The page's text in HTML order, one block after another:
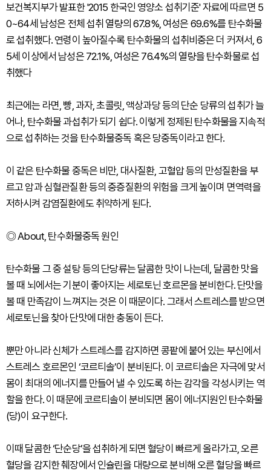
보건복지부가 발표한 '2015 한국인 영양소 섭취기준' 자료에 따르면 5
0~64세 남성은 전체 섭취 열량의 67.8%, 여성은 69.6%를 탄수화물
로 섭취했다. 연령이 높아질수록 탄수화물의 섭취비중은 더 커져서, 6
5세 이상에서 남성은 72.1%, 여성은 76.4%의 열량을 탄수화물로 섭
취했다
최근에는 라면, 빵, 과자, 초콜릿, 액상과당 등의 단순 당류의 섭취가 늘
어나, 탄수화물 과섭취가 되기 쉽다. 이렇게 정제된 탄수화물을 지속적
으로 섭취하는 것을 탄수화물중독 혹은 당중독이라고 한다.
이 같은 탄수화물 중독은 비만, 대사질환, 고혈압 등의 만성질환을 부
르고 암과 심혈관질환 등의 중증질환의 위험을 크게 높이며 면역력을
저하시켜 감염질환에도 취약하게 된다.
◎ About, 탄수화물중독 원인
탄수화물 그 중 설탕 등의 단당류는 달콤한 맛이 나는데, 달콤한 맛을
볼 때 뇌에서는 기분이 좋아지는 세로토닌 호르몬을 분비한다. 단맛을
볼 때 만족감이 느껴지는 것은 이 때문이다. 그래서 스트레스를 받으면
세로토닌을 찾아 단맛에 대한 충동이 든다.
뿐만 아니라 신체가 스트레스를 감지하면 콩팥에 붙어 있는 부신에서
스트레스 호르몬인 ‘코르티솔’이 분비된다. 이 코르티솔은 자극에 맞서
몸이 최대의 에너지를 만들어 낼 수 있도록 하는 감각을 각성시키는 역
할을 한다. 이 때문에 코르티솔이 분비되면 몸이 에너지원인 탄수화물
(당)이 요구한다.
이때 달콤한 ‘단순당’을 섭취하게 되면 혈당이 빠르게 올라가고, 오른
혈당을 감지한 췌장에서 인슐린을 대량으로 분비해 오른 혈당을 빠르